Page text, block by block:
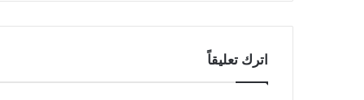
اترك تعليقاً